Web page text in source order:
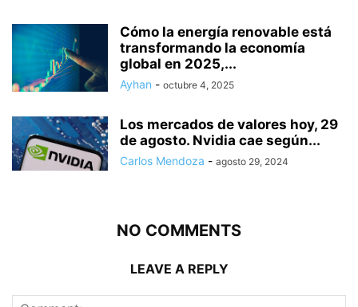
Cómo la energía renovable está
transformando la economía
global en 2025,...
Ayhan - octubre 4, 2025
Los mercados de valores hoy, 29
de agosto. Nvidia cae según...
Carlos Mendoza - agosto 29, 2024
NO COMMENTS
LEAVE A REPLY